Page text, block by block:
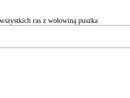
ras z wołowiną puszka